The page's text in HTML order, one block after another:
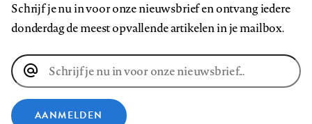
Schrijf je nu in voor onze nieuwsbrief en ontvang iedere
donderdag de meest opvallende artikelen in je mailbox.
E-
mailadres
AANMELDEN